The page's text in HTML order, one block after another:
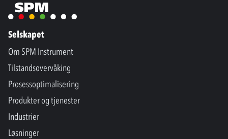
Selskapet
Om SPM Instrument
Tilstandsovervåking
Prosessoptimalisering
Produkter og tjenester
Industrier
Løsninger